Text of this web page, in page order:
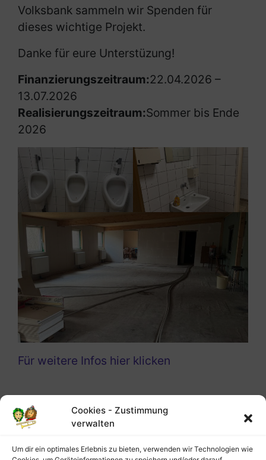
Cookies - Zustimmung
verwalten
Um dir ein optimales Erlebnis zu bieten, verwenden wir Technologien wie
Volksbank sammeln wir Spenden für
dieses wichtige Projekt.
Danke für eure Unterstüzung!
Finanzierungszeitraum:22.04.2026 –
13.07.2026
Realisierungszeitraum:Sommer bis Ende
2026
Für weitere Infos hier klicken
Neuigkeiten
Stammtisch